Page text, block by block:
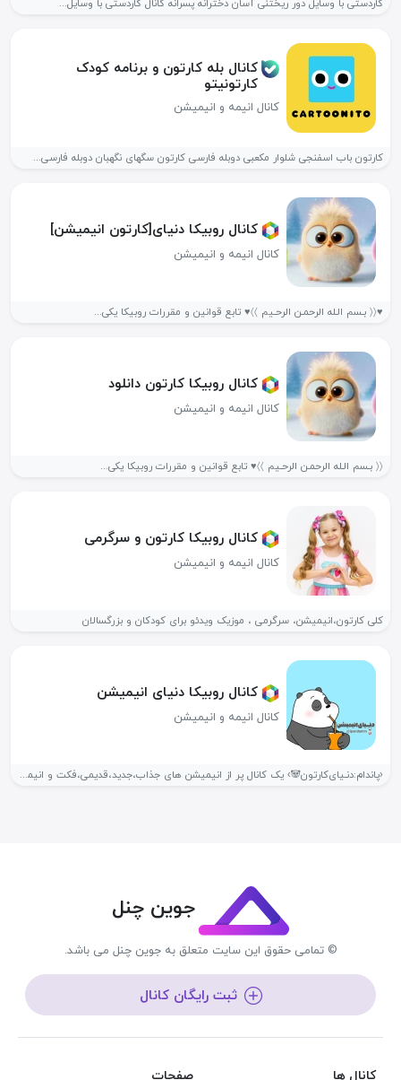
کاردستی با وسایل دور ریختنی آسان دخترانه پسرانه کانال کاردستی با وسایل...
کانال بله کارتون و برنامه کودک
کارتونیتو
کانال انیمه و انیمیشن
کارتون باب اسفنجی شلوار مکعبی دوبله فارسی کارتون سگهای نگهبان دوبله فارسی...
کانال روبیکا دنیای[کارتون انیمیشن]
کانال انیمه و انیمیشن
♥️〈〈 بـسم الـله الرحمـن الرحـیم 〉〉♥️ تابع قوانین و مقررات روبیکا یکی...
کانال روبیکا کارتون دانلود
کانال انیمه و انیمیشن
〈〈 بـسم الـله الرحمـن الرحـیم 〉〉♥️ تابع قوانین و مقررات روبیکا یکی...
کانال روبیکا کارتون و سرگرمی
کانال انیمه و انیمیشن
کلی کارتون،انیمیشن، سرگرمی ، موزیک ویدئو برای کودکان و بزرگسالان
کانال روبیکا دنیای انیمیشن
کانال انیمه و انیمیشن
‹پاندام:دنـیای‌کارتون🐼› یک کانال پر از انیمیشن های جذاب،جدید،قدیمی،فکت و انیمیشن های کوتاه
جوین چنل
© تمامی حقوق این سایت متعلق به جوین چنل می باشد.
ثبت رایگان کانال
کانال ها صفحات